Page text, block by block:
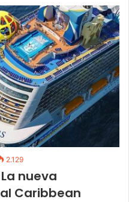
2.129
nueva
Caribbean